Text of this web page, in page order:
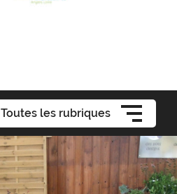
Toutes les rubriques